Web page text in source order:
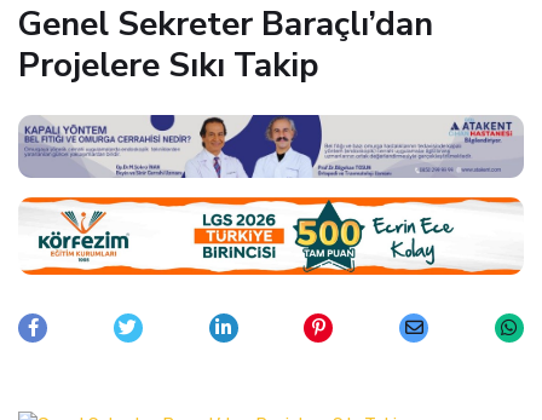
Genel Sekreter Baraçlı’dan
Projelere Sıkı Takip